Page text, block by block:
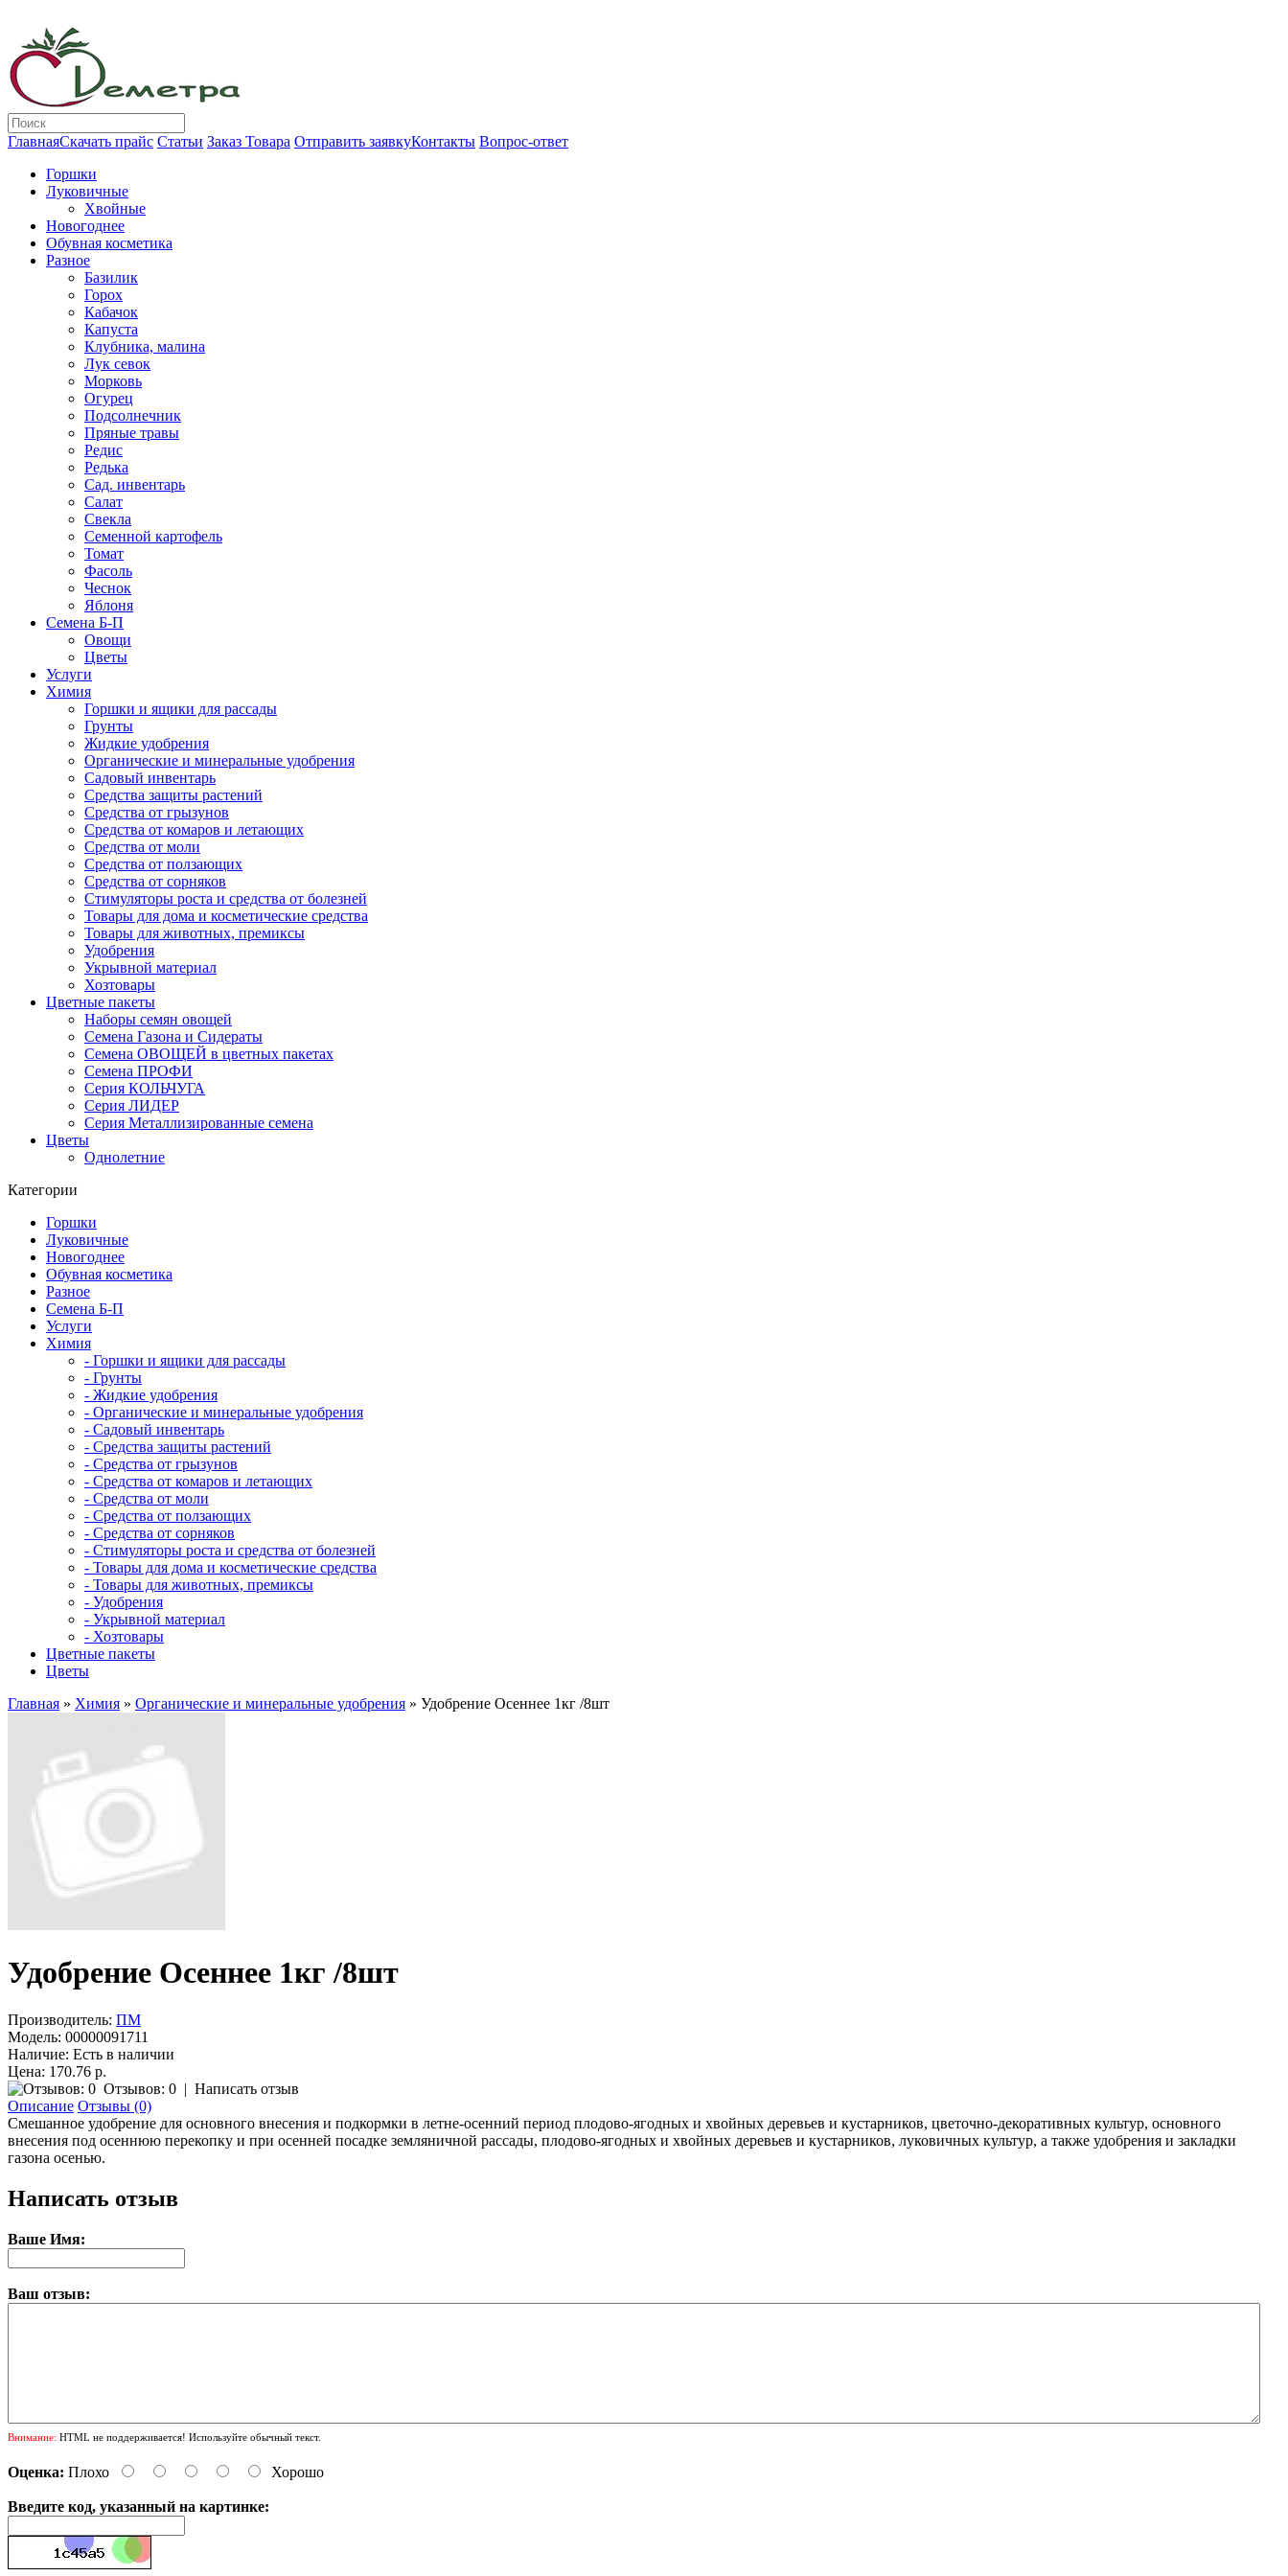
ГлавнаяСкачать прайс Статьи Заказ Товара Отправить заявкуКонтакты Вопрос-ответ
Горшки
Луковичные
Хвойные
Новогоднее
Обувная косметика
Разное
Базилик
Горох
Кабачок
Капуста
Клубника, малина
Лук севок
Морковь
Огурец
Подсолнечник
Пряные травы
Редис
Редька
Сад. инвентарь
Салат
Свекла
Семенной картофель
Томат
Фасоль
Чеснок
Яблоня
Семена Б-П
Овощи
Цветы
Услуги
Химия
Горшки и ящики для рассады
Грунты
Жидкие удобрения
Органические и минеральные удобрения
Садовый инвентарь
Средства защиты растений
Средства от грызунов
Средства от комаров и летающих
Средства от моли
Средства от ползающих
Средства от сорняков
Стимуляторы роста и средства от болезней
Товары для дома и косметические средства
Товары для животных, премиксы
Удобрения
Укрывной материал
Хозтовары
Цветные пакеты
Наборы семян овощей
Семена Газона и Сидераты
Семена ОВОЩЕЙ в цветных пакетах
Семена ПРОФИ
Серия КОЛЬЧУГА
Серия ЛИДЕР
Серия Металлизированные семена
Цветы
Однолетние
Категории
Горшки
Луковичные
Новогоднее
Обувная косметика
Разное
Семена Б-П
Услуги
Химия
- Горшки и ящики для рассады
- Грунты
- Жидкие удобрения
- Органические и минеральные удобрения
- Садовый инвентарь
- Средства защиты растений
- Средства от грызунов
- Средства от комаров и летающих
- Средства от моли
- Средства от ползающих
- Средства от сорняков
- Стимуляторы роста и средства от болезней
- Товары для дома и косметические средства
- Товары для животных, премиксы
- Удобрения
- Укрывной материал
- Хозтовары
Цветные пакеты
Цветы
Главная » Химия » Органические и минеральные удобрения » Удобрение Осеннее 1кг /8шт
Удобрение Осеннее 1кг /8шт
Производитель: ПМ
Модель: 00000091711
Наличие: Есть в наличии
Цена: 170.76 р.
Отзывов: 0 | Написать отзыв
Описание Отзывы (0)
Смешанное удобрение для основного внесения и подкормки в летне-осенний период плодово-ягодных и хвойных деревьев и кустарников, цветочно-декоративных культур, основного
внесения под осеннюю перекопку и при осенней посадке земляничной рассады, плодово-ягодных и хвойных деревьев и кустарников, луковичных культур, а также удобрения и закладки
газона осенью.
Написать отзыв
Ваше Имя:
Ваш отзыв:
Внимание: HTML не поддерживается! Используйте обычный текст.
Оценка: Плохо Хорошо
Введите код, указанный на картинке: